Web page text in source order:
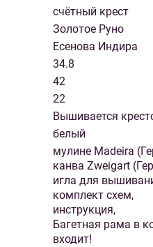
счётный крест
Золотое Руно
Есенова Индира
34.8
42
22
Вышивается
белый
мулине Madeira
канва Zweigart
игла для
комплект схем,
инструкция,
Багетная рама в
входит!